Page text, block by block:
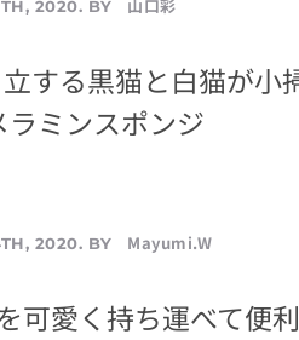
2020. BY
山口彩
立する黒猫と白猫が小
ミンスポンジ
2020. BY
Mayumi.W
可愛く持ち運べて便